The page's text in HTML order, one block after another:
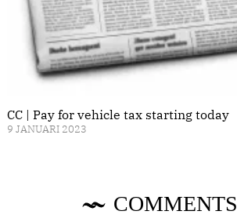
CC | Pay for vehicle tax starting today
9 JANUARI 2023
COMMENTS